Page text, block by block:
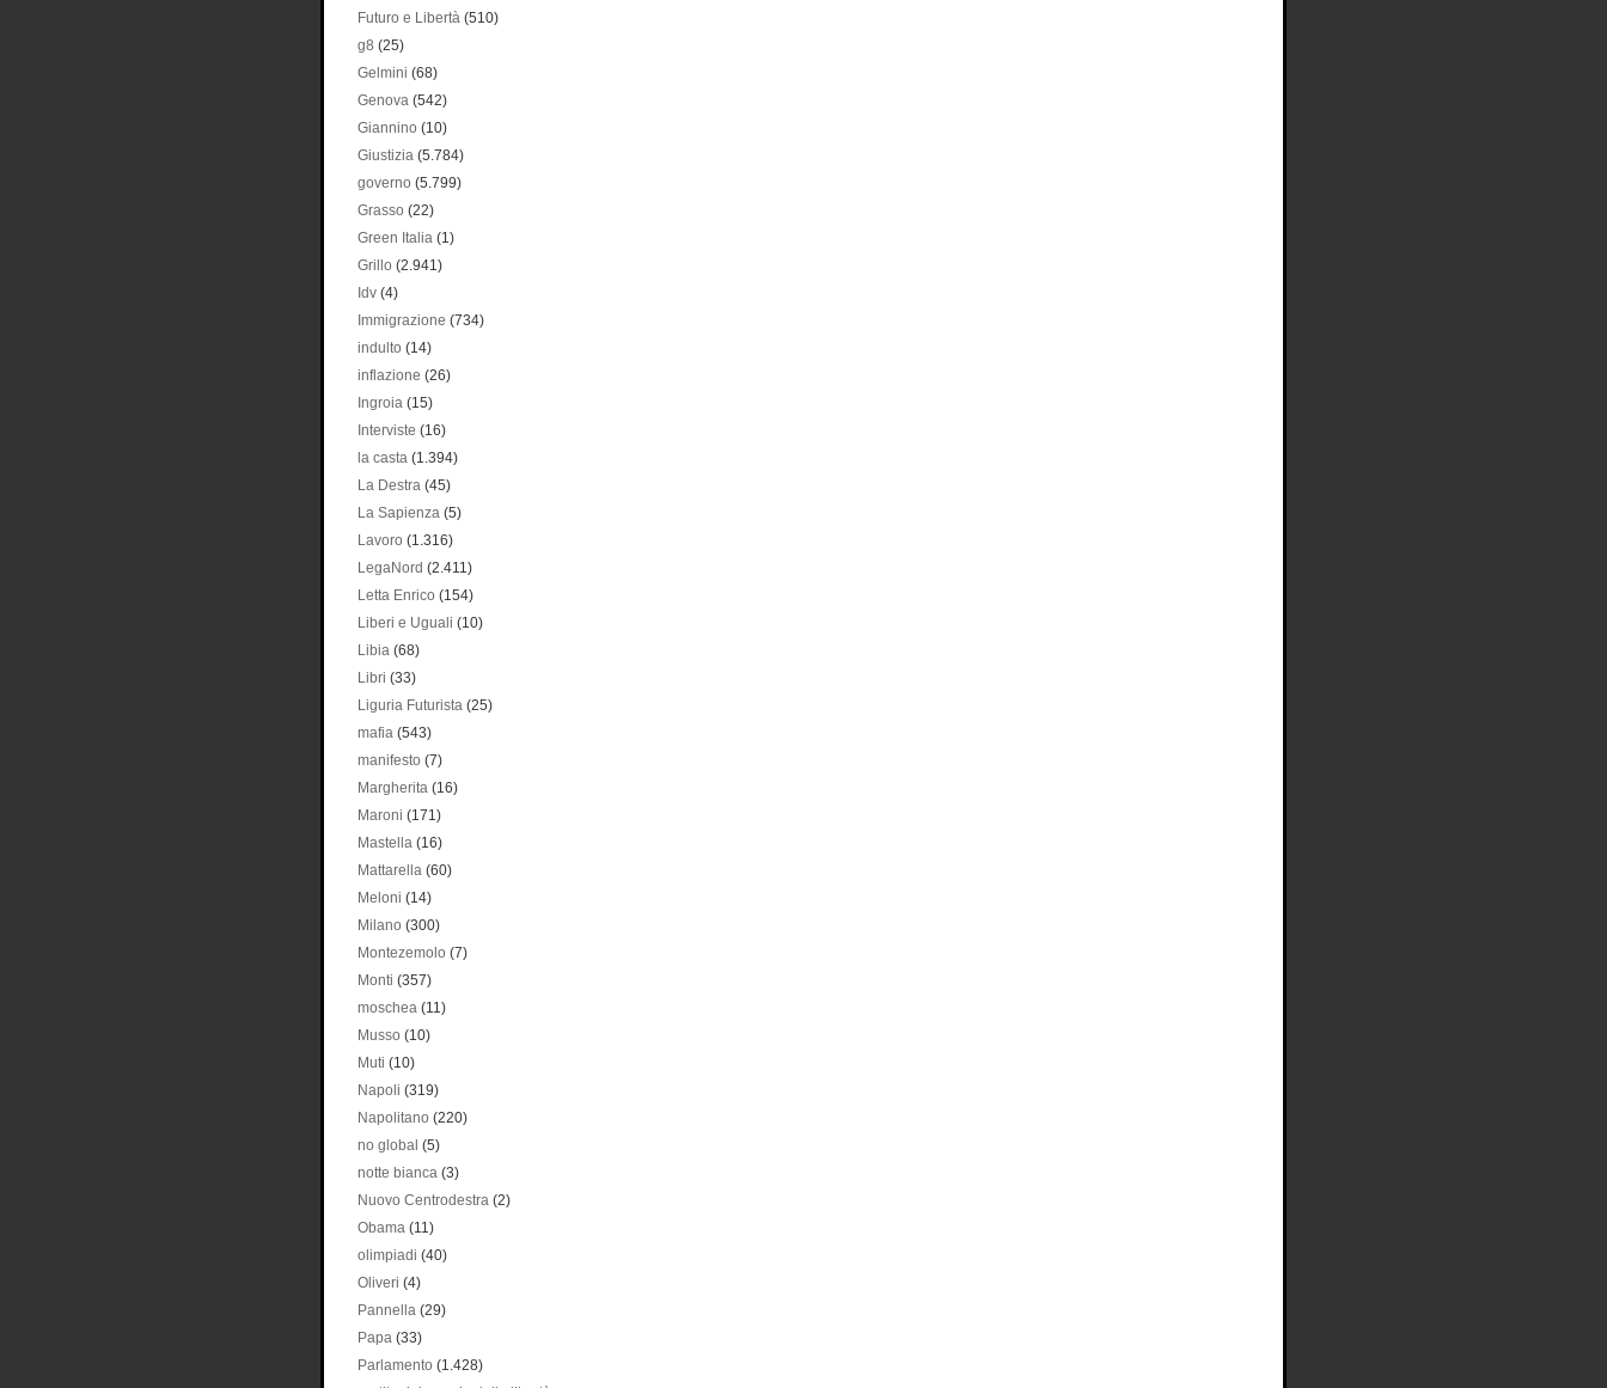
Futuro e Libertà (510)
g8 (25)
Gelmini (68)
Genova (542)
Giannino (10)
Giustizia (5.784)
governo (5.799)
Grasso (22)
Green Italia (1)
Grillo (2.941)
Idv (4)
Immigrazione (734)
indulto (14)
inflazione (26)
Ingroia (15)
Interviste (16)
la casta (1.394)
La Destra (45)
La Sapienza (5)
Lavoro (1.316)
LegaNord (2.411)
Letta Enrico (154)
Liberi e Uguali (10)
Libia (68)
Libri (33)
Liguria Futurista (25)
mafia (543)
manifesto (7)
Margherita (16)
Maroni (171)
Mastella (16)
Mattarella (60)
Meloni (14)
Milano (300)
Montezemolo (7)
Monti (357)
moschea (11)
Musso (10)
Muti (10)
Napoli (319)
Napolitano (220)
no global (5)
notte bianca (3)
Nuovo Centrodestra (2)
Obama (11)
olimpiadi (40)
Oliveri (4)
Pannella (29)
Papa (33)
Parlamento (1.428)